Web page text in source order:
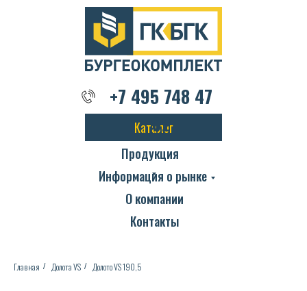
Каталог
Продукция
О компании
Контакты
+7 495 748 47
02
Информация о рынке
+7 495 748 47 02
Главная / Долота VS / Долото VS 190,5